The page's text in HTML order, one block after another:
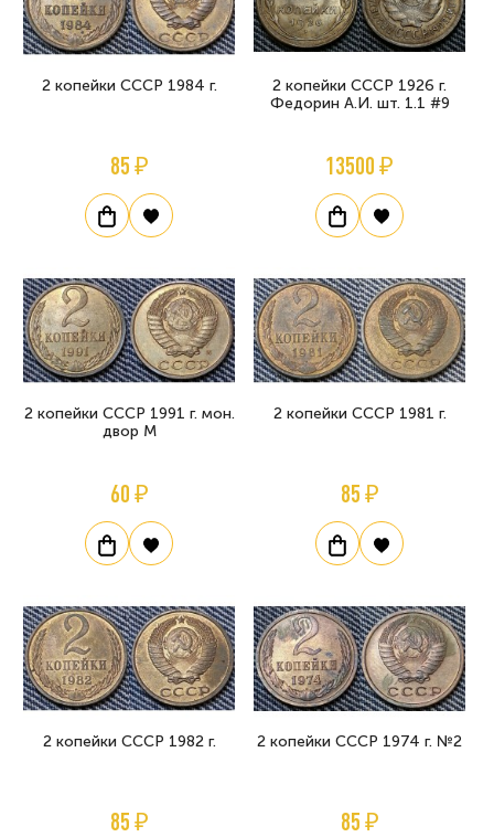
2 копейки СССР 1984 г.
85 ₽
2 копейки СССР 1926 г.
Федорин А.И. шт. 1.1 #9
13500 ₽
2 копейки СССР 1991 г. мон.
двор М
60 ₽
2 копейки СССР 1981 г.
85 ₽
2 копейки СССР 1982 г.
85 ₽
2 копейки СССР 1974 г. №2
85 ₽